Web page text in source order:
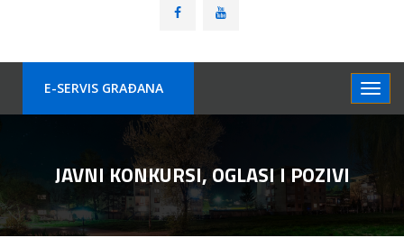
E-SERVIS GRAÐANA
JAVNI KONKURSI, OGLASI I POZIVI